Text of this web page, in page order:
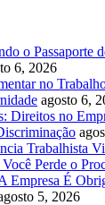
o Passaporte
6, 2026
no
agosto 6,
Direitos no
Trabalhista
Perde o
Empresa É
5, 2026